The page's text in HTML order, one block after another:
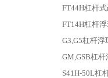
FT44H杠杆
FT14H杠杆
G3,G5杠杆
GM,GSB杠
S41H-50L杠